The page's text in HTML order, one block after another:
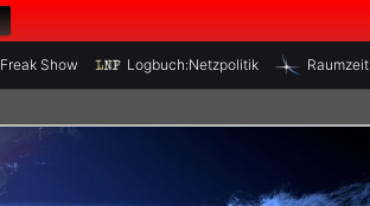
Freak Show Logbuch:Netzpolitik Raumzeit